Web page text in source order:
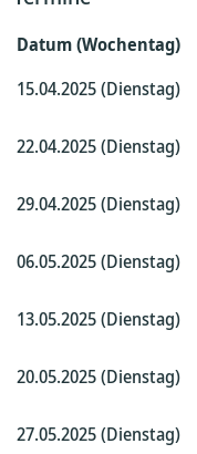
Datum (Wochentag)
15.04.2025 (Dienstag)
22.04.2025 (Dienstag)
29.04.2025 (Dienstag)
06.05.2025 (Dienstag)
13.05.2025 (Dienstag)
20.05.2025 (Dienstag)
27.05.2025 (Dienstag)